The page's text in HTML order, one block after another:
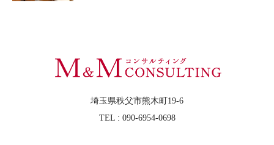
埼玉県秩父市熊木町19-6
TEL : 090-6954-0698